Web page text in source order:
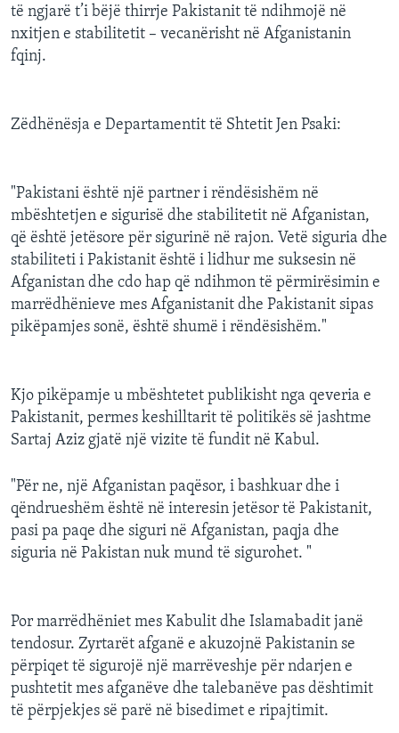
të ngjarë t’i bëjë thirrje Pakistanit të ndihmojë në
nxitjen e stabilitetit – vecanërisht në Afganistanin
fqinj.
Zëdhënësja e Departamentit të Shtetit Jen Psaki:
"Pakistani është një partner i rëndësishëm në
mbështetjen e sigurisë dhe stabilitetit në Afganistan,
që është jetësore për sigurinë në rajon. Vetë siguria dhe
stabiliteti i Pakistanit është i lidhur me suksesin në
Afganistan dhe cdo hap që ndihmon të përmirësimin e
marrëdhënieve mes Afganistanit dhe Pakistanit sipas
pikëpamjes sonë, është shumë i rëndësishëm."
Kjo pikëpamje u mbështetet publikisht nga qeveria e
Pakistanit, permes keshilltarit të politikës së jashtme
Sartaj Aziz gjatë një vizite të fundit në Kabul.
"Për ne, një Afganistan paqësor, i bashkuar dhe i
qëndrueshëm është në interesin jetësor të Pakistanit,
pasi pa paqe dhe siguri në Afganistan, paqja dhe
siguria në Pakistan nuk mund të sigurohet. "
Por marrëdhëniet mes Kabulit dhe Islamabadit janë
tendosur. Zyrtarët afganë e akuzojnë Pakistanin se
përpiqet të sigurojë një marrëveshje për ndarjen e
pushtetit mes afganëve dhe talebanëve pas dështimit
të përpjekjes së parë në bisedimet e ripajtimit.